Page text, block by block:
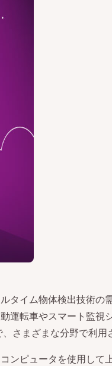
タイム物体検出技術の
運転車やスマート監視
さまざまな分野で利用
ンピュータを使用して